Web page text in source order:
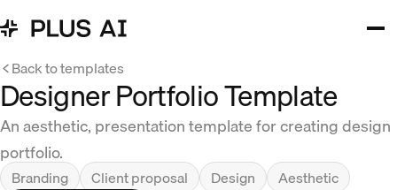
Back to templates
Designer Portfolio Template
An aesthetic, presentation template for creating design
portfolio.
Branding Client proposal Design
Aesthetic